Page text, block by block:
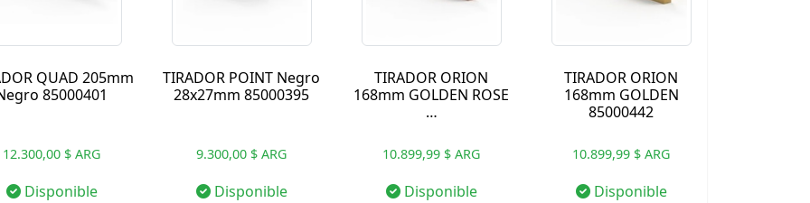
QUAD 205mm
85000401
12.300,00 $ ARG
Disponible
TIRADOR POINT Negro
28x27mm 85000395
9.300,00 $ ARG
Disponible
TIRADOR ORION
168mm GOLDEN ROSE
…
10.899,99 $ ARG
Disponible
TIRADOR ORION
168mm GOLDEN
85000442
10.899,99 $ ARG
Disponible